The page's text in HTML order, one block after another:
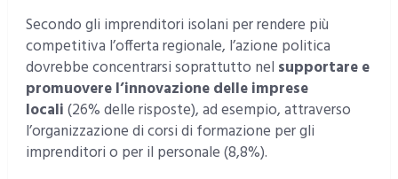
Secondo gli imprenditori isolani per rendere più
competitiva l’offerta regionale, l’azione politica
dovrebbe concentrarsi soprattutto nel supportare e
promuovere l’innovazione delle imprese
locali(26% delle risposte), ad esempio, attraverso
l’organizzazione di corsi di formazione per gli
imprenditori o per il personale (8,8%).